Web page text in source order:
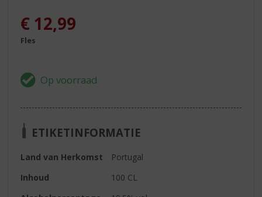
€ 12,99
Fles
ETIKETINFORMATIE
Land van Herkomst
Portugal
Inhoud
100 CL